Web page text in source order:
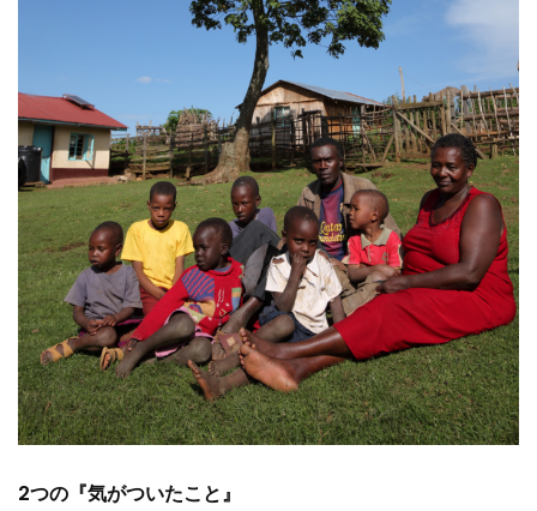
2つの『気がついたこと』